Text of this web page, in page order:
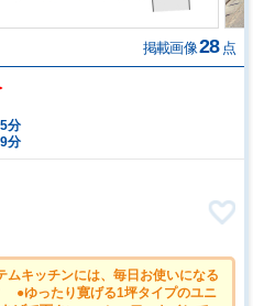
掲載画像28 点
分
分
ムキッチンには、毎日お使いになる
●ゆったり寛げる1坪タイプのユニ